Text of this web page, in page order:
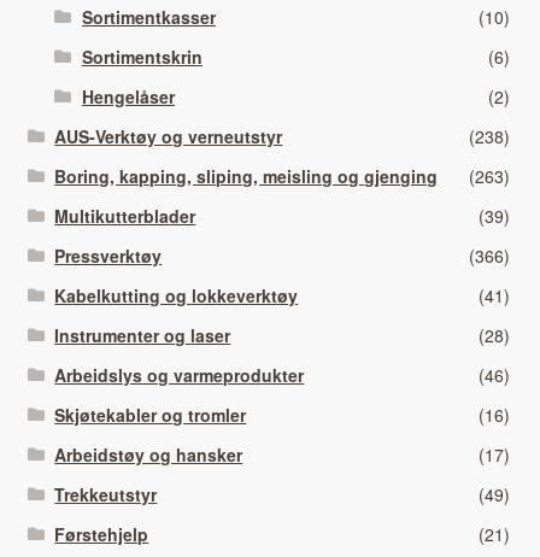
Sortimentkasser
(10)
Sortimentskrin
(6)
Hengelåser
(2)
AUS-Verktøy og verneutstyr
(238)
Boring, kapping, sliping, meisling og gjenging
(263)
Multikutterblader
(39)
Pressverktøy
(366)
Kabelkutting og lokkeverktøy
(41)
Instrumenter og laser
(28)
Arbeidslys og varmeprodukter
(46)
Skjøtekabler og tromler
(16)
Arbeidstøy og hansker
(17)
Trekkeutstyr
(49)
Førstehjelp
(21)